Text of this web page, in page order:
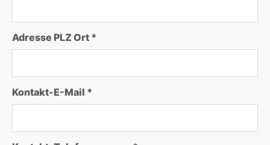
Adresse PLZ Ort *
Kontakt-E-Mail *